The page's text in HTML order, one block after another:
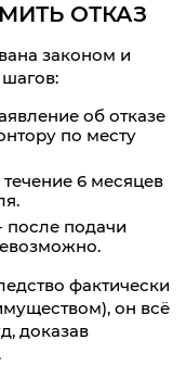
ОТКАЗ
законом и
об отказе
по месту
6 месяцев
после подачи
фактически
он всё
доказав